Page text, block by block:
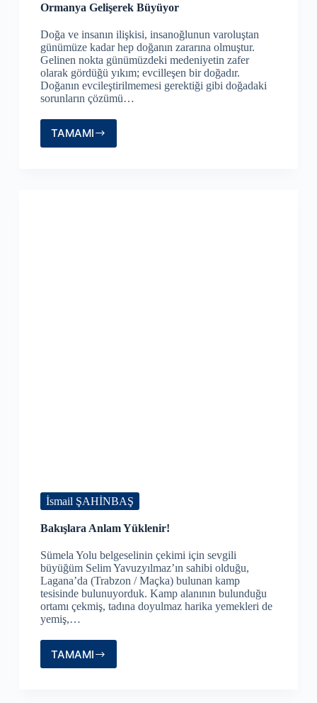
Ormanya Gelişerek Büyüyor
Doğa ve insanın ilişkisi, insanoğlunun varoluştan
günümüze kadar hep doğanın zararına olmuştur.
Gelinen nokta günümüzdeki medeniyetin zafer
olarak gördüğü yıkım; evcilleşen bir doğadır.
Doğanın evcileştirilmemesi gerektiği gibi doğadaki
sorunların çözümü…
TAMAMIOrmanya
İsmail ŞAHİNBAŞ
Bakışlara Anlam Yüklenir!
Sümela Yolu belgeselinin çekimi için sevgili
büyüğüm Selim Yavuzyılmaz’ın sahibi olduğu,
Lagana’da (Trabzon / Maçka) bulunan kamp
tesisinde bulunuyorduk. Kamp alanının bulunduğu
ortamı çekmiş, tadına doyulmaz harika yemekleri de
yemiş,…
TAMAMIBakışlara